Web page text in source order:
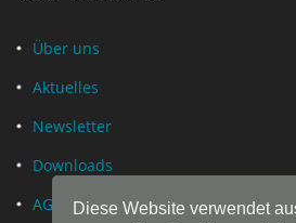
Diese Website verwendet
Über uns
Aktuelles
Newsletter
Downloads
AGB